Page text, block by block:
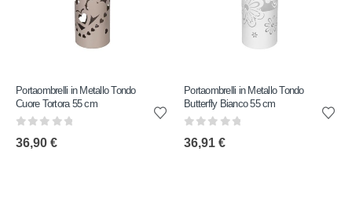
Portaombrelli in Metallo Tondo
Cuore Tortora 55 cm
36,90 €
Portaombrelli in Metallo Tondo
Butterfly Bianco 55 cm
36,91 €